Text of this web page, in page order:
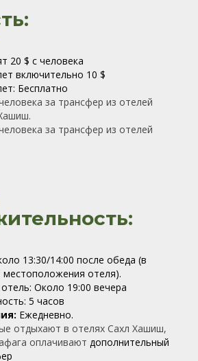
20 $ с человека
включительно 10 $
Бесплатно
за трансфер из отелей
за трансфер из отелей
13:30/14:00 после обеда (в
местоположения отеля).
Около 19:00 вечера
5 часов
Ежедневно.
отдыхают в отелях Сахл Хашиш,
оплачивают дополнительный